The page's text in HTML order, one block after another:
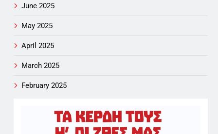
June 2025
May 2025
April 2025
March 2025
February 2025